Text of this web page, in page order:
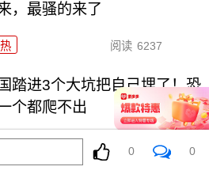
，最骚的来了
阅读 6237
踏进3个大坑把自己埋了！恐
个都爬不出
17973
0 0